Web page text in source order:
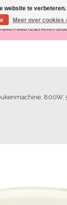
op do en
aub reserveren
800W,
website te
Meer over cookies